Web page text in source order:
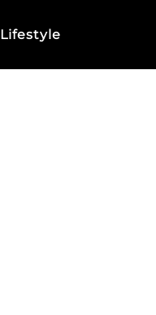
Lifestyle